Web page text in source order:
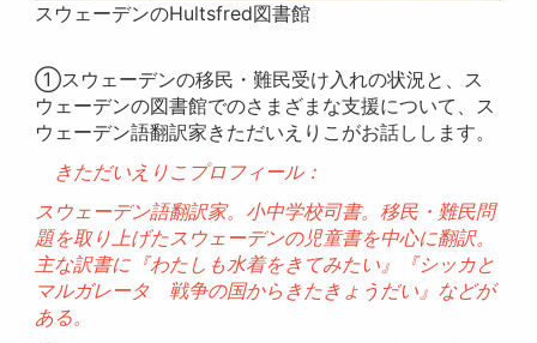
スウェーデンのHultsfred図書館
①スウェーデンの移民・難民受け入れの状況と、ス
ウェーデンの図書館でのさまざまな支援について、ス
ウェーデン語翻訳家きただいえりこがお話しします。
きただいえりこプロフィール：
スウェーデン語翻訳家。小中学校司書。移民・難民問
題を取り上げたスウェーデンの児童書を中心に翻訳。
主な訳書に『わたしも水着をきてみたい』『シッカと
マルガレータ 戦争の国からきたきょうだい』などが
ある。